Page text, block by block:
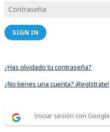
SIGN IN
¿Has olvidado tu contraseña?
¿No tienes una cuenta? ¡Regístrate!
Iniciar sesión con Google